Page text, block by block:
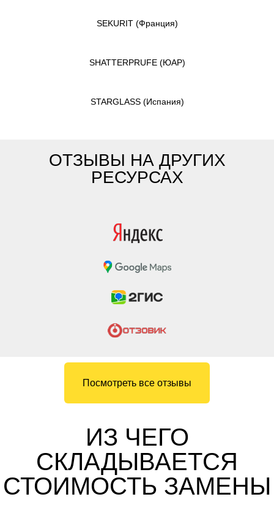
SEKURIT (Франция)
SHATTERPRUFE (ЮАР)
STARGLASS (Испания)
ОТЗЫВЫ НА ДРУГИХ
РЕСУРСАХ
Посмотреть все отзывы
ИЗ ЧЕГО
СКЛАДЫВАЕТСЯ
СТОИМОСТЬ ЗАМЕНЫ